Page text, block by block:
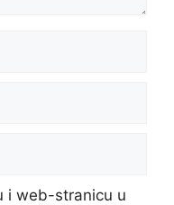
i web-stranicu u